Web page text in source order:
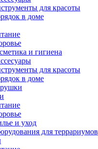
для красоты
в доме
и гигиена
для красоты
в доме
и уход
для террариумов